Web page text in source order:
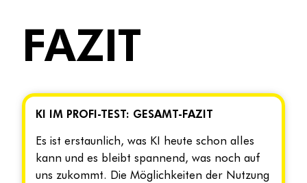
FAZIT
KI IM PROFI-TEST: GESAMT-FAZIT
Es ist erstaunlich, was KI heute schon alles
kann und es bleibt spannend, was noch auf
uns zukommt. Die Möglichkeiten der Nutzung